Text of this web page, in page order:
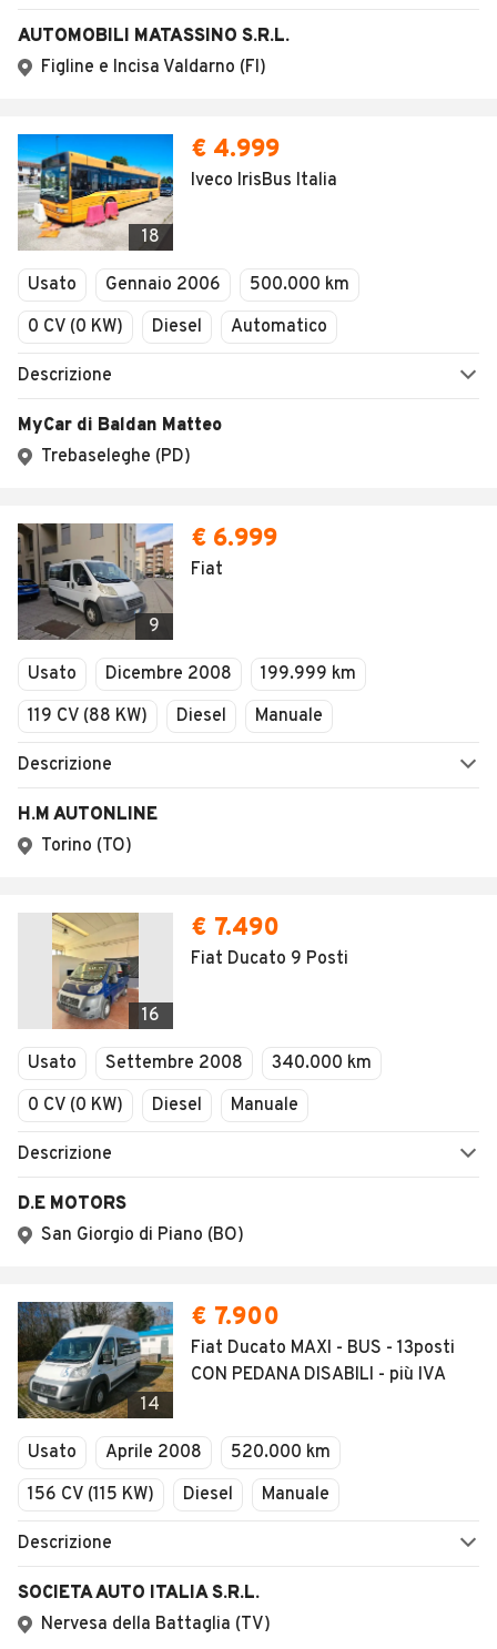
AUTOMOBILI MATASSINO S.R.L.
Figline e Incisa Valdarno (FI)
18
€ 4.999
Iveco IrisBus Italia
Usato Gennaio 2006
500.000 km
0 CV (0 KW)
Diesel Automatico
Descrizione
MyCar di Baldan Matteo
Trebaseleghe (PD)
9
€ 6.999
Fiat
Usato Dicembre 2008
199.999 km
119 CV (88 KW)
Diesel Manuale
Descrizione
H.M AUTONLINE
Torino (TO)
16
€ 7.490
Fiat Ducato 9 Posti
Usato Settembre 2008
340.000 km
0 CV (0 KW)
Diesel Manuale
Descrizione
D.E MOTORS
San Giorgio di Piano (BO)
14
€ 7.900
Fiat Ducato MAXI - BUS - 13posti
CON PEDANA DISABILI - più IVA
Usato Aprile 2008
520.000 km
156 CV (115 KW)
Diesel Manuale
Descrizione
SOCIETA AUTO ITALIA S.R.L.
Nervesa della Battaglia (TV)